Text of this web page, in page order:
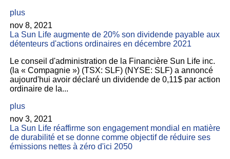
plus
nov 8, 2021
La Sun Life augmente de 20% son dividende payable aux
détenteurs d'actions ordinaires en décembre 2021
Le conseil d'administration de la Financière Sun Life inc.
(la « Compagnie ») (TSX: SLF) (NYSE: SLF) a annoncé
aujourd'hui avoir déclaré un dividende de 0,11$ par action
ordinaire de la...
plus
nov 3, 2021
La Sun Life réaffirme son engagement mondial en matière
de durabilité et se donne comme objectif de réduire ses
émissions nettes à zéro d'ici 2050